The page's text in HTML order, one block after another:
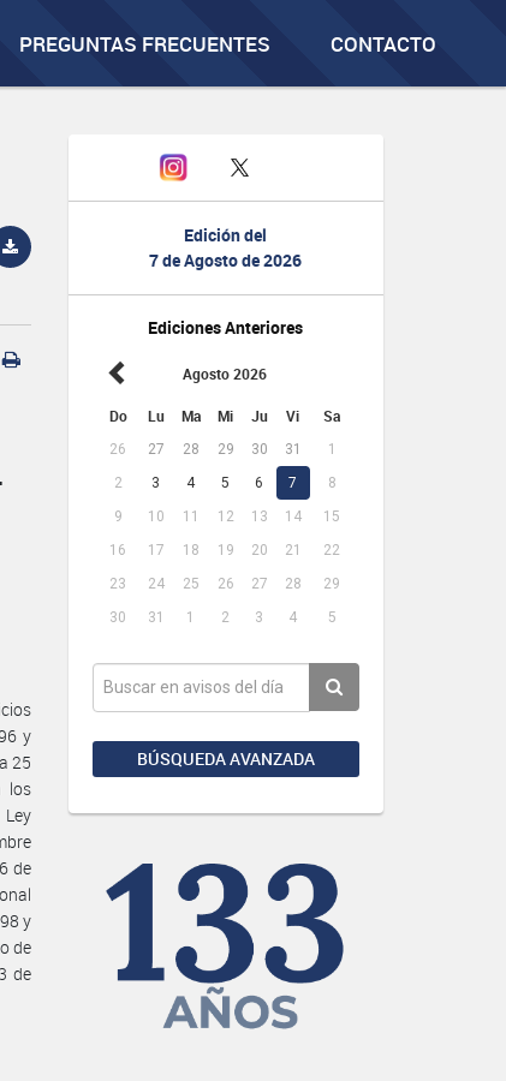
PREGUNTAS FRECUENTES CONTACTO
Edición del
7 de Agosto de 2026
Ediciones Anteriores
Agosto 2026
Do Lu Ma Mi Ju Vi Sa
26 27 28 29 30 31
1
2
3 4 5 6 7
8
9
10 11 12 13 14
15
16
17 18 19 20 21
22
23
24 25 26 27 28
29
30
31 1 2 3 4 5
BÚSQUEDA AVANZADA
y
25
los
de
y
de
de